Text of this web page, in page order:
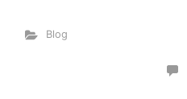
Blog